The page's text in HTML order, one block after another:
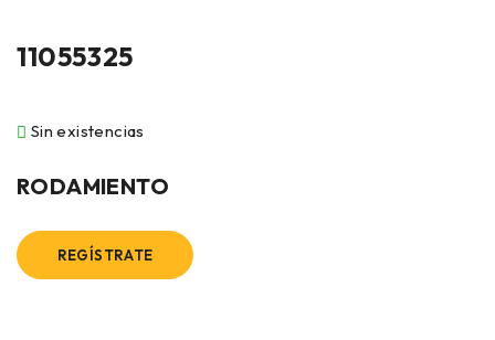
11055325
Sin existencias
RODAMIENTO
REGÍSTRATE